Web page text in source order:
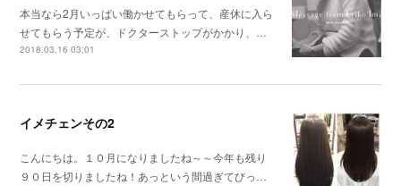
本当なら2月いっぱい働かせてもらって、産休に入ら
せてもらう予定が、ドクターストップがかかり、…
2018.03.16 03:01
イメチェンその2
こんにちは。１０月になりましたね～～今年も残り
９０日を切りましたね！あっという間過ぎてびっ…